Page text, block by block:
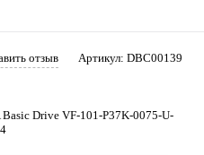
отзыв Артикул: DBC00139
Basic Drive VF-101-P37K-0075-U-